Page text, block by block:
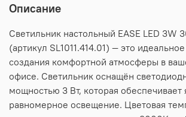
Описание
Светильник настольный EASE LED 3W
(артикул SL1011.414.01) — это
создания комфортной атмосферы в
офисе. Светильник оснащён
мощностью 3 Вт, которая обеспечивает
равномерное освещение. Цветовая